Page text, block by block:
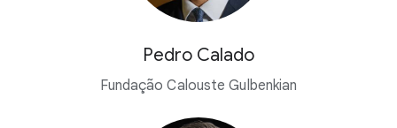
Pedro Calado
Fundação Calouste Gulbenkian